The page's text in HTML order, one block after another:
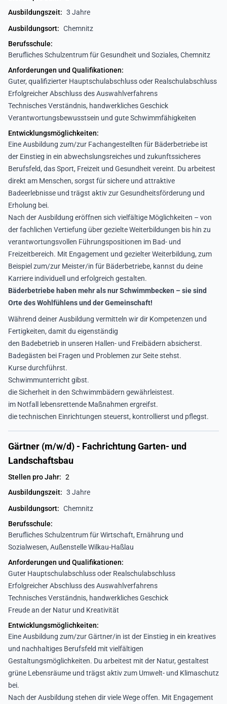
Ausbildungszeit: 3 Jahre
Ausbildungsort: Chemnitz
Berufsschule:
Berufliches Schulzentrum für Gesundheit und Soziales, Chemnitz
Anforderungen und Qualifikationen:
Guter, qualifizierter Hauptschulabschluss oder Realschulabschluss
Erfolgreicher Abschluss des Auswahlverfahrens
Technisches Verständnis, handwerkliches Geschick
Verantwortungsbewusstsein und gute Schwimmfähigkeiten
Entwicklungsmöglichkeiten:
Eine Ausbildung zum/zur Fachangestellten für Bäderbetriebe ist
der Einstieg in ein abwechslungsreiches und zukunftssicheres
Berufsfeld, das Sport, Freizeit und Gesundheit vereint. Du arbeitest
direkt am Menschen, sorgst für sichere und attraktive
Badeerlebnisse und trägst aktiv zur Gesundheitsförderung und
Erholung bei.
Nach der Ausbildung eröffnen sich vielfältige Möglichkeiten – von
der fachlichen Vertiefung über gezielte Weiterbildungen bis hin zu
verantwortungsvollen Führungspositionen im Bad- und
Freizeitbereich. Mit Engagement und gezielter Weiterbildung, zum
Beispiel zum/zur Meister/in für Bäderbetriebe, kannst du deine
Karriere individuell und erfolgreich gestalten.
Bäderbetriebe haben mehr als nur Schwimmbecken – sie sind
Orte des Wohlfühlens und der Gemeinschaft!
Während deiner Ausbildung vermitteln wir dir Kompetenzen und
Fertigkeiten, damit du eigenständig
den Badebetrieb in unseren Hallen- und Freibädern absicherst.
Badegästen bei Fragen und Problemen zur Seite stehst.
Kurse durchführst.
Schwimmunterricht gibst.
die Sicherheit in den Schwimmbädern gewährleistest.
im Notfall lebensrettende Maßnahmen ergreifst.
die technischen Einrichtungen steuerst, kontrollierst und pflegst.
Gärtner (m/w/d) - Fachrichtung Garten- und
Landschaftsbau
Stellen pro Jahr: 2
Ausbildungszeit: 3 Jahre
Ausbildungsort: Chemnitz
Berufsschule:
Berufliches Schulzentrum für Wirtschaft, Ernährung und
Sozialwesen, Außenstelle Wilkau-Haßlau
Anforderungen und Qualifikationen:
Guter Hauptschulabschluss oder Realschulabschluss
Erfolgreicher Abschluss des Auswahlverfahrens
Technisches Verständnis, handwerkliches Geschick
Freude an der Natur und Kreativität
Entwicklungsmöglichkeiten:
Eine Ausbildung zum/zur Gärtner/in ist der Einstieg in ein kreatives
und nachhaltiges Berufsfeld mit vielfältigen
Gestaltungsmöglichkeiten. Du arbeitest mit der Natur, gestaltest
grüne Lebensräume und trägst aktiv zum Umwelt- und Klimaschutz
bei.
Nach der Ausbildung stehen dir viele Wege offen. Mit Engagement